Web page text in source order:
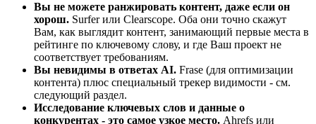
Вы не можете ранжировать контент, даже если он
хорош. Surfer или Clearscope. Оба они точно скажут
Вам, как выглядит контент, занимающий первые места в
рейтинге по ключевому слову, и где Ваш проект не
соответствует требованиям.
Вы невидимы в ответах AI. Frase (для оптимизации
контента) плюс специальный трекер видимости - см.
следующий раздел.
Исследование ключевых слов и данные о
конкурентах - это самое узкое место. Ahrefs или